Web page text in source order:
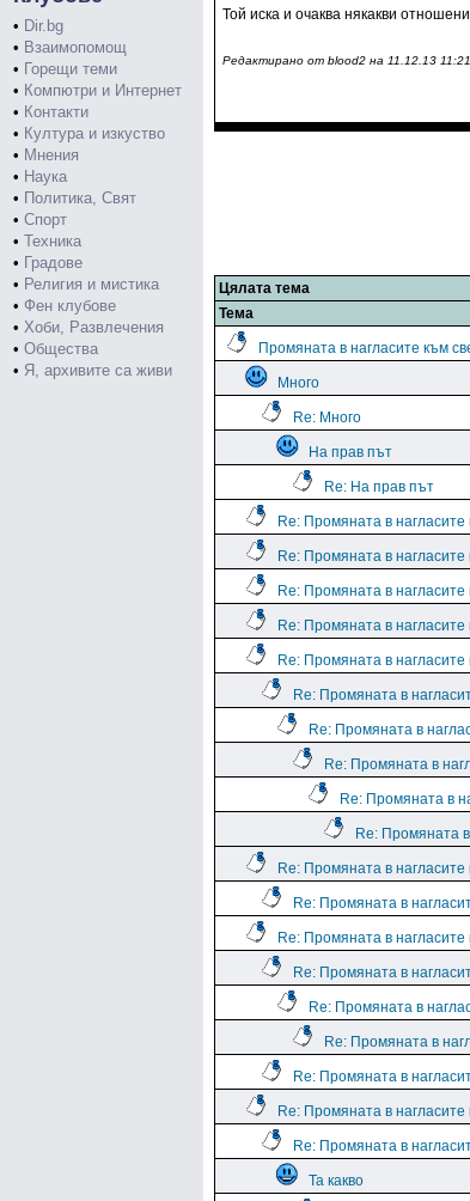
• Dir.bg
• Взаимопомощ
• Горещи теми
• Компютри и Интернет
• Контакти
• Култура и изкуство
• Мнения
• Наука
• Политика, Свят
• Спорт
• Техника
• Градове
• Религия и мистика
• Фен клубове
• Хоби, Развлечения
• Общества
• Я, архивите са живи
Той иска и очаква някакви
Редактирано от blood2 на 11.12.13 11:21.
Цялата тема
Тема
Промяната в нагласите към
Много
Re: Много
На прав път
Re: На прав път
Re: Промяната в нагласите
Re: Промяната в нагласите
Re: Промяната в нагласите
Re: Промяната в нагласите
Re: Промяната в нагласите
Re: Промяната в
Re: Промяната в
Re: Промяната в
Re: Промяната в
Re: Промяната
Re: Промяната в нагласите
Re: Промяната в
Re: Промяната в нагласите
Re: Промяната в
Re: Промяната в
Re: Промяната в
Re: Промяната в
Re: Промяната в нагласите
Re: Промяната в
Та какво